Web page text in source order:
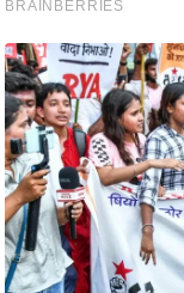
मं
त्रा
रि
ले
श
न
शि
प
रा